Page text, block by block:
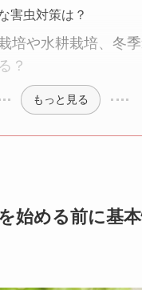
害虫対策は？
培や水耕栽培、冬
？
もっと見る
始める前に基